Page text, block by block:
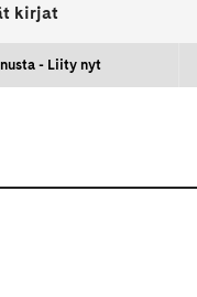
kirjat
- Liity nyt